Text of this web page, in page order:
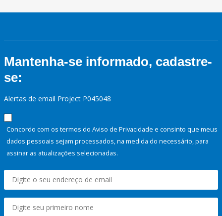
Mantenha-se informado, cadastre-
se:
Alertas de email Project P045048
Concordo com os termos do Aviso de Privacidade e consinto que meus
dados pessoais sejam processados, na medida do necessário, para
assinar as atualizações selecionadas.